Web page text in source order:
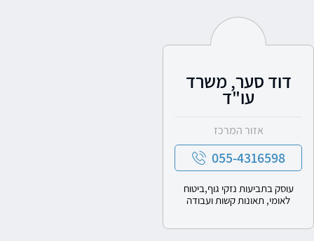
דוד סער, משרד
עו"ד
אזור המרכז
055-4316598
עוסק בתביעות נזקי גוף,ביטוח
לאומי, תאונות קשות ועבודה